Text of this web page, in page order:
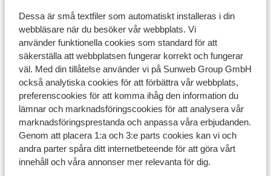
Dessa är små textfiler som automatiskt installeras i din
webbläsare när du besöker vår webbplats. Vi
använder funktionella cookies som standard för att
säkerställa att webbplatsen fungerar korrekt och fungerar
väl. Med din tillåtelse använder vi på Sunweb Group GmbH
också analytiska cookies för att förbättra vår webbplats,
preferenscookies för att komma ihåg den information du
lämnar och marknadsföringscookies för att analysera vår
marknadsföringsprestanda och anpassa våra erbjudanden.
Genom att placera 1:a och 3:e parts cookies kan vi och
andra parter spåra ditt internetbeteende för att göra vårt
innehåll och våra annonser mer relevanta för dig.
Liftkort/Utrustning/Skidskola
Liftkort
Skidskola
Utrustning
Andra boenden i Le Grand Domaine